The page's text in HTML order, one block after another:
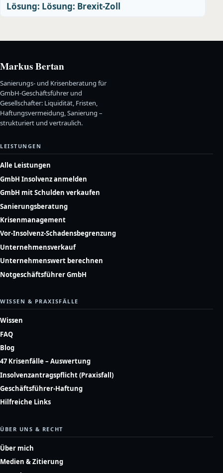
Lösung: Lösung: Brexit-Zoll
Markus Bertan
Sanierungs- und Krisenberatung für
GmbH-Geschäftsführer und
Gesellschafter: Liquidität, Fristen,
Haftungsvermeidung, Sanierung –
strukturiert und vertraulich.
LEISTUNGEN
Alle Leistungen
GmbH Insolvenz anmelden
GmbH mit Schulden verkaufen
Sanierungsberatung
Krisenmanagement
Vor-Insolvenz-Schadensbegrenzung
Unternehmensverkauf
Unternehmenswert berechnen
Notgeschäftsführer GmbH
WISSEN & PRAXISFÄLLE
Wissen
FAQ
Blog
47 Krisenfälle – Auswertung
Insolvenzantragspflicht (Praxisfall)
Geschäftsführer-Haftung
Hilfreiche Links
ÜBER UNS & RECHT
Über mich
Medien & Zitierung